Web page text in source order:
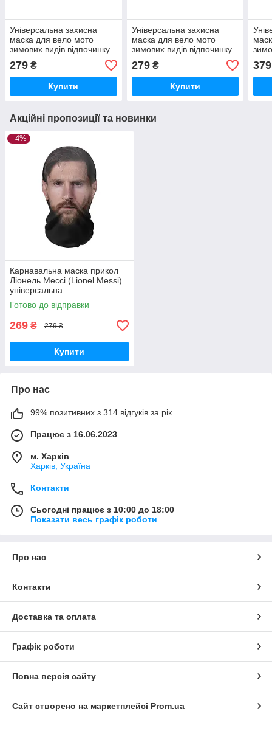
Універсальна захисна
маска для вело мото
зимових видів відпочинку
279 ₴
Купити
Універсальна захисна
маска для вело мото
зимових видів відпочинку
279₴
Купити
379
Акційні пропозиції та новинки
–4%
Карнавальна маска прикол
Ліонель Мессі (Lionel Messi)
універсальна.
Готово до відправки
269 ₴ 279 ₴
Купити
Про нас
99% позитивних з 314 відгуків за рік
Працює з 16.06.2023
м. Харків
Харків, Україна
Контакти
Сьогодні працює з 10:00 до 18:00
Показати весь графік роботи
Про нас
Контакти
Доставка та оплата
Графік роботи
Повна версія сайту
Сайт створено на маркетплейсі Prom.ua